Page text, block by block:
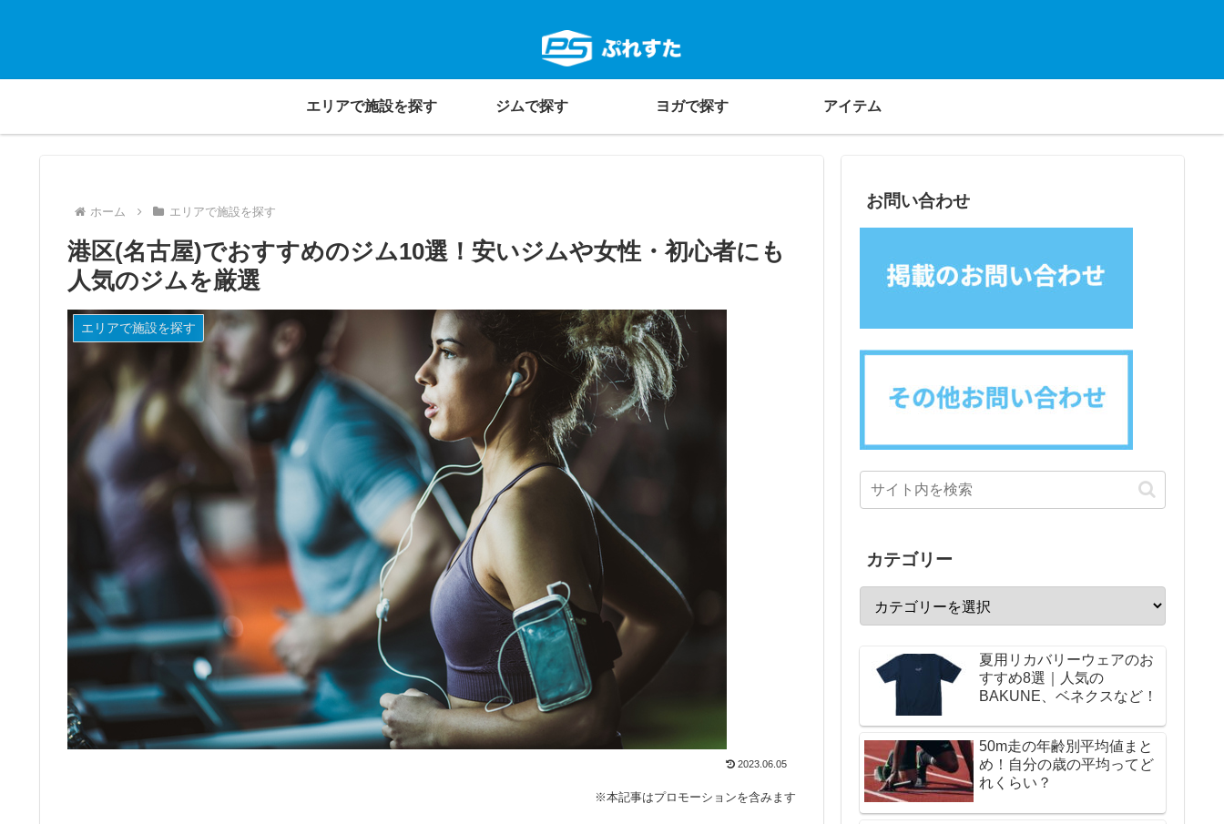
エリアで施設を探す ジムで探す ヨガで探す アイテム
ホーム エリアで施設を探す
港区(名古屋)でおすすめのジム10選！安いジムや女性・初心者にも
人気のジムを厳選
エリアで施設を探す
2023.06.05
※本記事はプロモーションを含みます
お問い合わせ
カテゴリー
夏用リカバリーウェアのお
すすめ8選｜人気の
BAKUNE、ベネクスなど！
50m走の年齢別平均値まと
め！自分の歳の平均ってど
れくらい？